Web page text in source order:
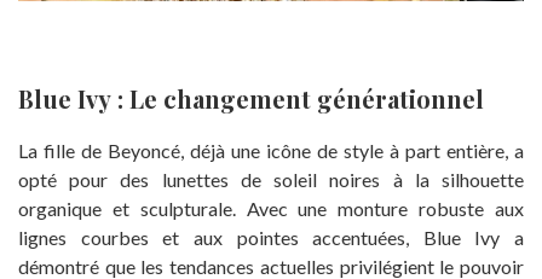
Blue Ivy : Le changement générationnel
La fille de Beyoncé, déjà une icône de style à part entière, a
opté pour des lunettes de soleil noires à la silhouette
organique et sculpturale. Avec une monture robuste aux
lignes courbes et aux pointes accentuées, Blue Ivy a
démontré que les tendances actuelles privilégient le pouvoir